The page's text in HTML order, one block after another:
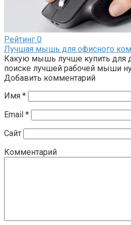
Рейтинг 0
Лучшая мышь для офисного
Какую мышь лучше купить для
поиске лучшей рабочей мыши
Добавить комментарий
Имя *
Email *
Сайт
Комментарий